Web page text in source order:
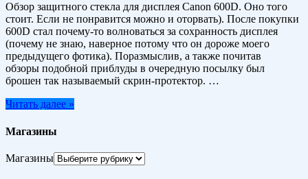
Обзор защитного стекла для дисплея Canon 600D. Оно того
стоит. Если не понравится можно и оторвать). После покупки
600D стал почему-то волноваться за сохранность дисплея
(почему не знаю, наверное потому что он дороже моего
предыдущего фотика). Поразмыслив, а также почитав
обзоры подобной приблуды в очередную посылку был
брошен так называемый скрин-протектор. …
Читать далее »
Магазины
Магазины